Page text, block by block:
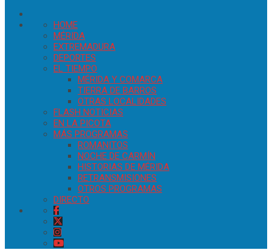
HOME
MÉRIDA
EXTREMADURA
DEPORTES
EL TIEMPO
MÉRIDA Y COMARCA
TIERRA DE BARROS
OTRAS LOCALIDADES
FLASH NOTICIAS
EN LA PICOTA
MÁS PROGRAMAS
ROMANITOS
NOCHE DE CARMÍN
HISTORIAS DE MÉRIDA
RETRANSMISIONES
OTROS PROGRAMAS
DIRECTO